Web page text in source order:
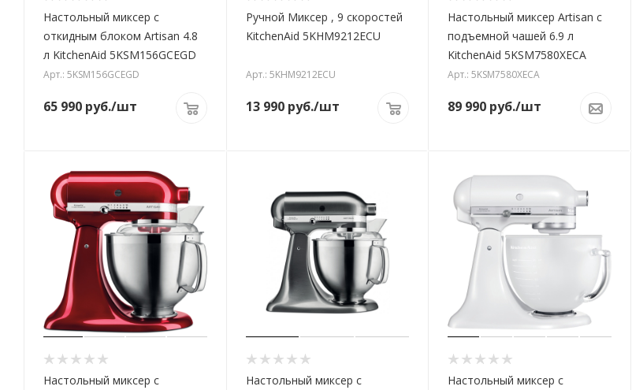
Настольный миксер с
откидным блоком Artisan 4.8
л KitchenAid 5KSM156GCEGD
Арт.: 5KSM156GCEGD
65 990 руб./шт
Ручной Миксер , 9 скоростей
KitchenAid 5KHM9212ECU
Арт.: 5KHM9212ECU
13 990руб./шт
Настольный миксер Artisan с
подъемной чашей 6.9 л
KitchenAid 5KSM7580XECA
Арт.: 5KSM7580XECA
89 990 руб./шт
Настольный миксер с
Настольный миксер с
Настольный миксер с